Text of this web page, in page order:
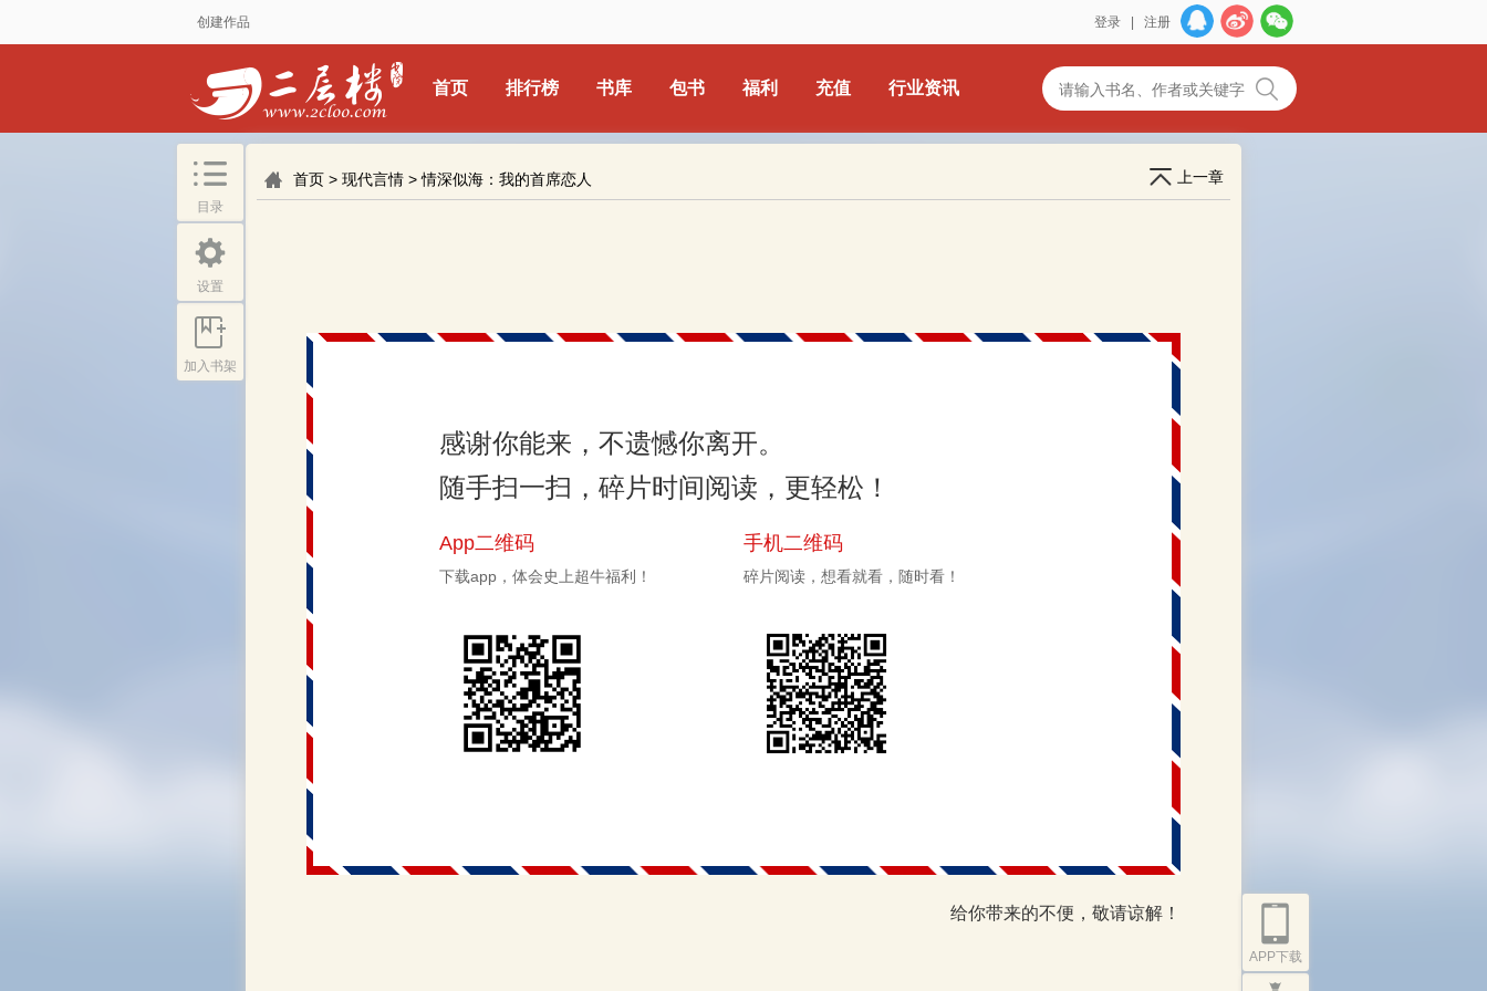
创建作品 登录 注册
首页 排行榜 书库 包书 福利 充值 行业资讯
首页 > 现代言情 >情深似海：我的首席恋人 上一章
感谢你能来，不遗憾你离开。
随手扫一扫，碎片时间阅读，更轻松！
App二维码
下载app，体会史上超牛福利！
手机二维码
碎片阅读，想看就看，随时看！
给你带来的不便，敬请谅解！
目录
设置
加入书架
APP下载